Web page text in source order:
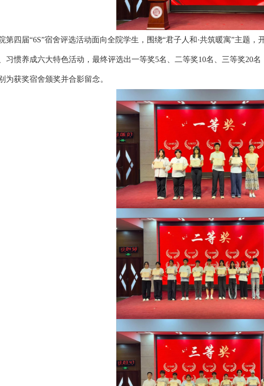
第四届“6S”宿舍评选活动面向全院学生，围绕“君子人和·共筑暖寓”主题
习惯养成六大特色活动，最终评选出一等奖5名、二等奖10名、三等奖20
为获奖宿舍颁奖并合影留念。